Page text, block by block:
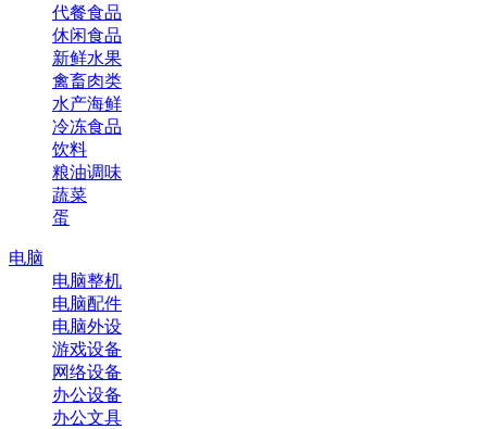
代餐食品
休闲食品
新鲜水果
禽畜肉类
水产海鲜
冷冻食品
饮料
粮油调味
蔬菜
蛋
电脑
电脑整机
电脑配件
电脑外设
游戏设备
网络设备
办公设备
办公文具